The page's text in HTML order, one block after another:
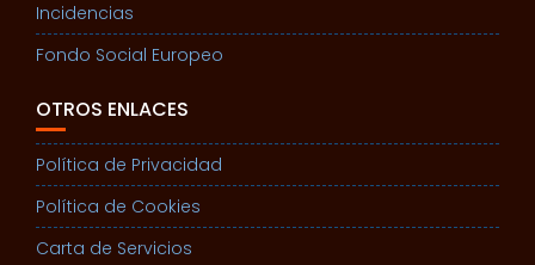
Incidencias
Fondo Social Europeo
OTROS ENLACES
Política de Privacidad
Política de Cookies
Carta de Servicios